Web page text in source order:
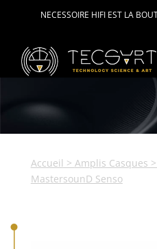
NECESSOIRE HIFI EST LA
Accueil > Amplis Casques >
MastersounD Senso